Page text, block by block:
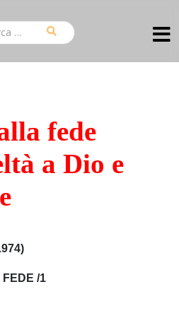
fede
a Dio e
/1